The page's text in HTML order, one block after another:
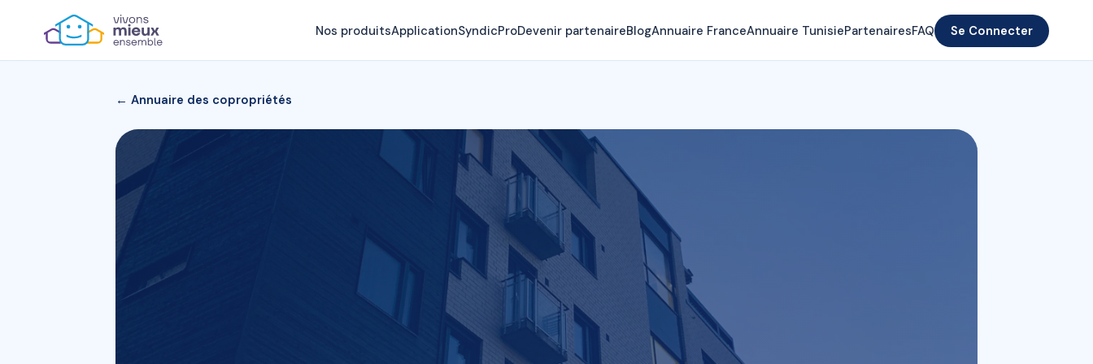
Nos produitsApplicationSyndicProDevenir partenaireBlogAnnuaire FranceAnnuaire TunisiePartenairesFAQ Se Connecter
← Annuaire des copropriétés